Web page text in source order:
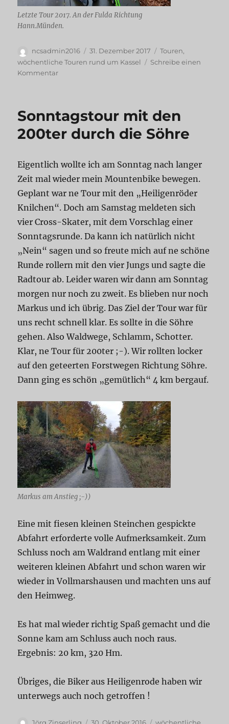
Letzte Tour 2017. An der Fulda Richtung
Hann.Münden.
Autor
ncsadmin2016
Veröffentlicht
am
31. Dezember 2017 Kategorien
Touren,
wöchentliche Touren rund um Kassel
Schreibe einen
Kommentarzu
Tour
2017
Sonntagstour mit den
200ter durch die Söhre
Eigentlich wollte ich am Sonntag nach langer
Zeit mal wieder mein Mountenbike bewegen.
Geplant war ne Tour mit den „Heiligenröder
Knilchen“. Doch am Samstag meldeten sich
vier Cross-Skater, mit dem Vorschlag einer
Sonntagsrunde. Da kann ich natürlich nicht
„Nein“ sagen und so freute mich auf ne schöne
Runde rollern mit den vier Jungs und sagte die
Radtour ab. Leider waren wir dann am Sonntag
morgen nur noch zu zweit. Es blieben nur noch
Markus und ich übrig. Das Ziel der Tour war für
uns recht schnell klar. Es sollte in die Söhre
gehen. Also Waldwege, Schlamm, Schotter.
Klar, ne Tour für 200ter ;-). Wir rollten locker
auf den geteerten Forstwegen Richtung Söhre.
Dann ging es schön „gemütlich“ 4 km bergauf.
Markus am Anstieg ;-))
Eine mit fiesen kleinen Steinchen gespickte
Abfahrt erforderte volle Aufmerksamkeit. Zum
Schluss noch am Waldrand entlang mit einer
weiteren kleinen Abfahrt und schon waren wir
wieder in Vollmarshausen und machten uns auf
den Heimweg.
Es hat mal wieder richtig Spaß gemacht und die
Sonne kam am Schluss auch noch raus.
Ergebnis: 20 km, 320 Hm.
Übriges, die Biker aus Heiligenrode haben wir
unterwegs auch noch getroffen !
Autor
Jörg Zinserling Veröffentlicht
30. Oktober 2016 Kategorien
wöchentliche